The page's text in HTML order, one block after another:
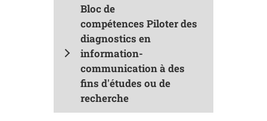
Bloc de
compétences Piloter des
diagnostics en
information-
communication à des
fins d'études ou de
recherche